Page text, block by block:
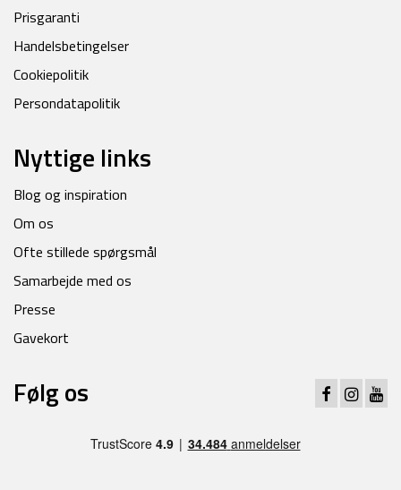
Prisgaranti
Handelsbetingelser
Cookiepolitik
Persondatapolitik
Nyttige links
Blog og inspiration
Om os
Ofte stillede spørgsmål
Samarbejde med os
Presse
Gavekort
Følg os